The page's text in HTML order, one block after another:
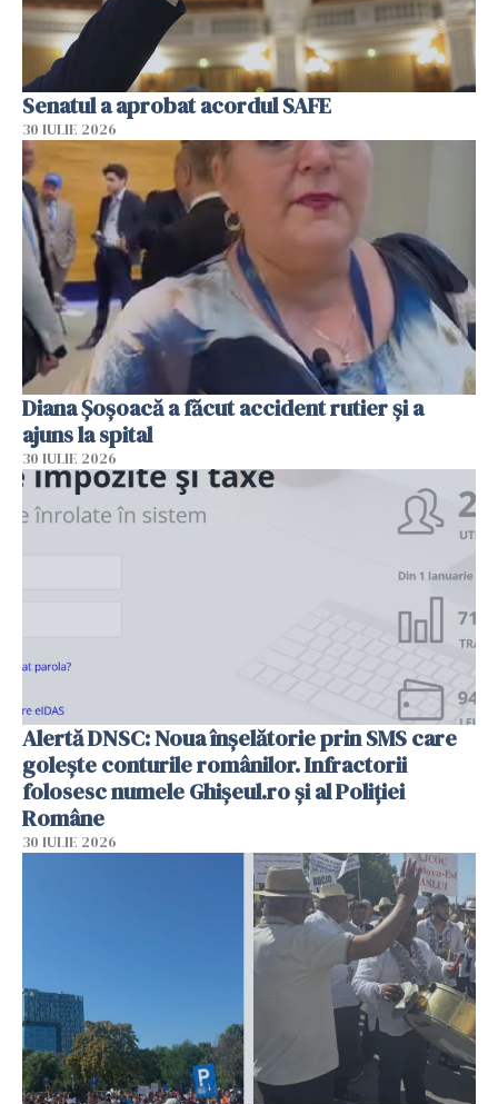
Senatul a aprobat acordul SAFE
30 IULIE 2026
Diana Șoșoacă a făcut accident rutier și a
ajuns la spital
30 IULIE 2026
Alertă DNSC: Noua înșelătorie prin SMS care
golește conturile românilor. Infractorii
folosesc numele Ghișeul.ro și al Poliției
Române
30 IULIE 2026